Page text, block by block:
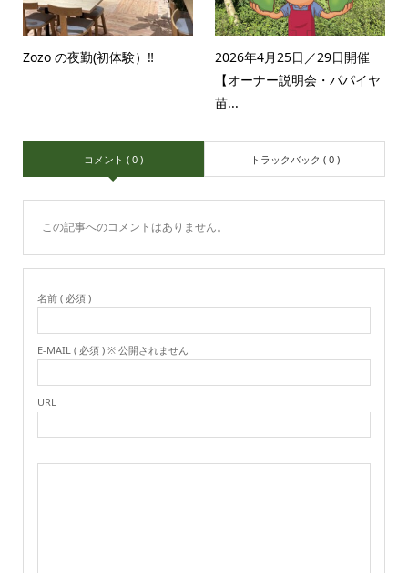
Zozo の夜勤(初体験）‼️
2026年4月25日／29日開催
【オーナー説明会・パパイヤ
苗...
コメント ( 0 ) トラックバック ( 0 )
この記事へのコメントはありません。
名前 ( 必須 )
E-MAIL ( 必須 ) ※ 公開されません
URL